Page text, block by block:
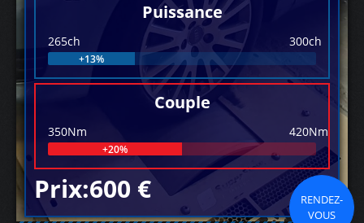
Puissance
265ch 300ch
+13%
Couple
350Nm 420Nm
+20%
Prix:600 €
RENDEZ-
VOUS